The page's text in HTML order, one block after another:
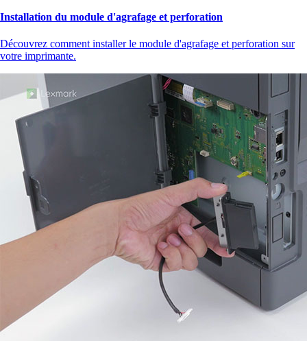
Installation du module d'agrafage et perforation
Découvrez comment installer le module d'agrafage et perforation sur
votre imprimante.